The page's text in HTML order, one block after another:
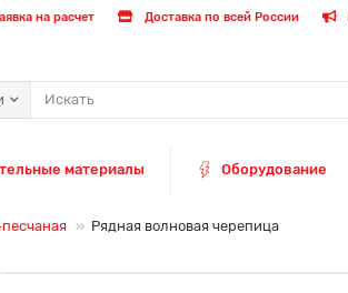
на расчет Доставка по всей России
материалы Оборудование
Рядная волновая черепица